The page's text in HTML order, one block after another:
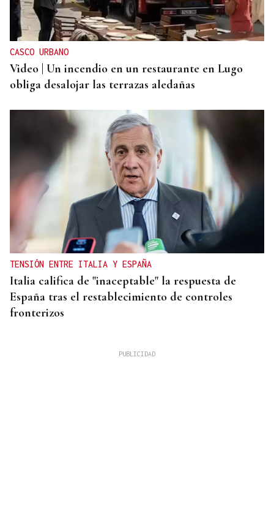
CASCO URBANO
Video | Un incendio en un restaurante en Lugo
obliga desalojar las terrazas aledañas
TENSIÓN ENTRE ITALIA Y ESPAÑA
Italia califica de "inaceptable" la respuesta de
España tras el restablecimiento de controles
fronterizos